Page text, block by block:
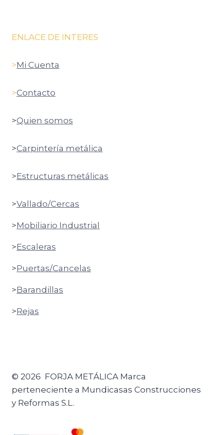
ENLACE DE INTERES
>Mi Cuenta
>Contacto
>Quien somos
>Carpintería metálica
>Estructuras metálicas
>Vallado/Cercas
>Mobiliario Industrial
>Escaleras
>Puertas/Cancelas
>Barandillas
>Rejas
© 2026 FORJA METÁLICA Marca
perteneciente a Mundicasas Construcciones
y Reformas S.L.